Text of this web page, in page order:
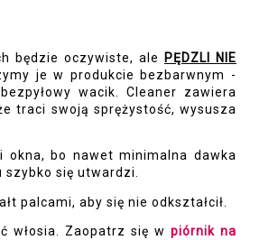
będzie oczywiste, alePĘDZLI NIE
je w produkcie bezbarwnym -
wacik. Cleaner zawiera
traci swoją sprężystość, wysusza
bo nawet minimalna dawka
szybko się utwardzi.
palcami, aby się nie odkształcił.
włosia. Zaopatrz się w piórnik na